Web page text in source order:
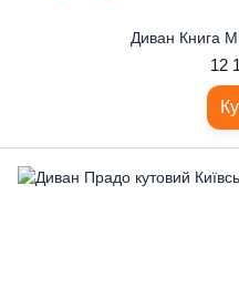
Диван Книга
12